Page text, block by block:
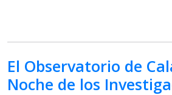
El Observatorio de
Noche de los